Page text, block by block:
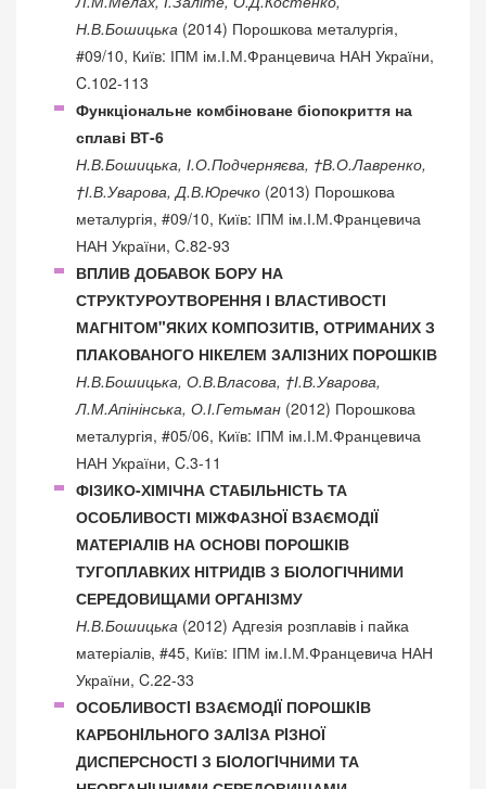
Н.В.Бошицька (2014) Порошкова металургія,
#09/10, Київ: ІПМ ім.І.М.Францевича НАН України,
C.102-113
Функціональне комбіноване біопокриття на
сплаві ВТ-6
Н.В.Бошицька, І.О.Подчерняєва, †В.О.Лавренко,
†І.В.Уварова, Д.В.Юречко (2013) Порошкова
металургія, #09/10, Київ: ІПМ ім.І.М.Францевича
НАН України, C.82-93
ВПЛИВ ДОБАВОК БОРУ НА
СТРУКТУРОУТВОРЕННЯ І ВЛАСТИВОСТІ
МАГНІТОМ"ЯКИХ КОМПОЗИТІВ, ОТРИМАНИХ З
ПЛАКОВАНОГО НІКЕЛЕМ ЗАЛІЗНИХ ПОРОШКІВ
Н.В.Бошицька, О.В.Власова, †І.В.Уварова,
Л.М.Апінінська, О.І.Гетьман (2012) Порошкова
металургія, #05/06, Київ: ІПМ ім.І.М.Францевича
НАН України, C.3-11
ФІЗИКО-ХІМІЧНА СТАБІЛЬНІСТЬ ТА
ОСОБЛИВОСТІ МІЖФАЗНОЇ ВЗАЄМОДІЇ
МАТЕРІАЛІВ НА ОСНОВІ ПОРОШКІВ
ТУГОПЛАВКИХ НІТРИДІВ З БІОЛОГІЧНИМИ
СЕРЕДОВИЩАМИ ОРГАНІЗМУ
Н.В.Бошицька (2012) Адгезія розплавів і пайка
матеріалів, #45, Київ: ІПМ ім.І.М.Францевича НАН
України, C.22-33
ОСОБЛИВОСТI ВЗАЄМОДIЇ ПОРОШКIВ
КАРБОНIЛЬНОГО ЗАЛIЗА РIЗНОЇ
ДИСПЕРСНОСТI З БIОЛОГIЧНИМИ ТА